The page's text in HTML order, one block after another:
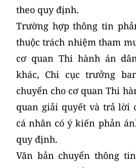
theo quy định.
Trường hợp thông tin
thuộc trách nhiệm tham
cơ quan Thi hành án
khác, Chi cục trưởng
chuyển cho cơ quan Thi
quan giải quyết và trả lời
cá nhân có ý kiến phản
quy định.
Văn bản chuyển thông